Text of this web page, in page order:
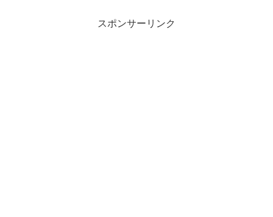
パはいずれも30バーツだ。激安過ぎる。
しかし、本格的なメニューもある。
スポンサーリンク